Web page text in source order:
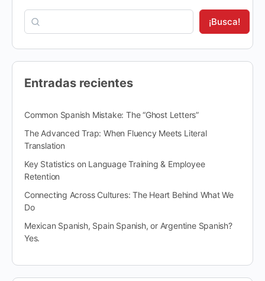
¡Busca!
Entradas recientes
Common Spanish Mistake: The “Ghost Letters”
The Advanced Trap: When Fluency Meets Literal
Translation
Key Statistics on Language Training & Employee
Retention
Connecting Across Cultures: The Heart Behind What We
Do
Mexican Spanish, Spain Spanish, or Argentine Spanish?
Yes.